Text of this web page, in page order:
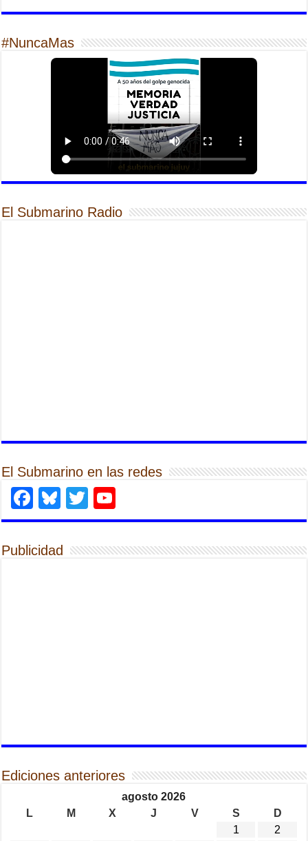
#NuncaMas
El Submarino Radio
El Submarino en las redes
Facebook
Bluesky
Twitter
Publicidad
Ediciones anteriores
agosto 2026
L
M X J V S
D
1
2